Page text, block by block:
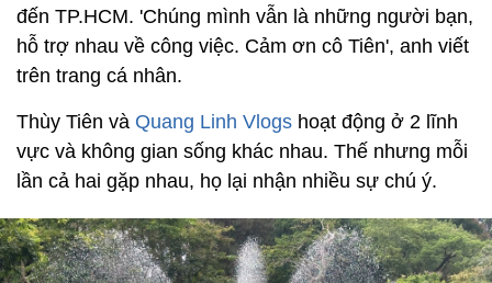
đến TP.HCM. 'Chúng mình vẫn là những người bạn,
hỗ trợ nhau về công việc. Cảm ơn cô Tiên', anh viết
trên trang cá nhân.
Thùy Tiên và Quang Linh Vlogs hoạt động ở 2 lĩnh
vực và không gian sống khác nhau. Thế nhưng mỗi
lần cả hai gặp nhau, họ lại nhận nhiều sự chú ý.